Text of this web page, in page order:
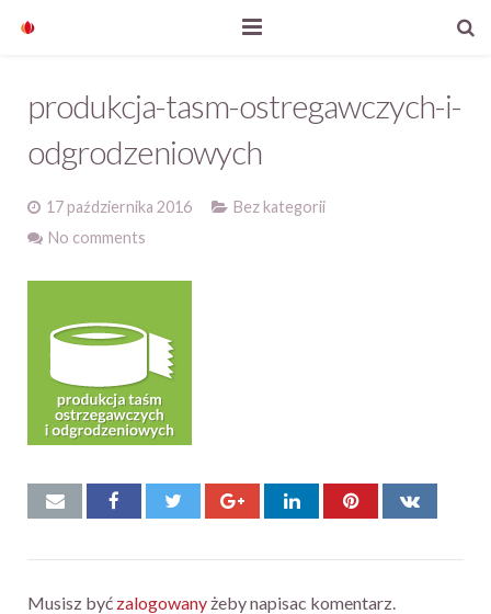
Nasze produkty
Aktualności
Kontakt
produkcja-tasm-ostregawczych-i-
odgrodzeniowych
17 października 2016
Bez kategorii
No comments
Musisz być zalogowanyżeby napisac komentarz.